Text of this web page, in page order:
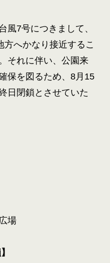
風7号につきまして、
へかなり接近するこ
それに伴い、公園来
保を図るため、8月15
日閉鎖とさせていた
場